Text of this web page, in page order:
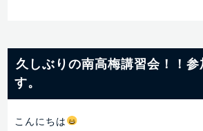
久しぶりの南高梅講習会！！
す。
こんにちは